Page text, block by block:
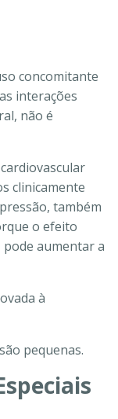
concomitante
interações
não é
clinicamente
também
o efeito
aumentar a
à
pequenas.